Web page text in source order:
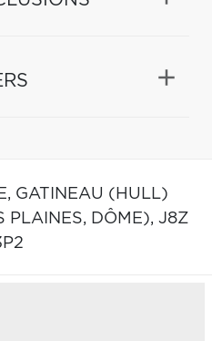
GATINEAU (HULL)
PLAINES, DÔME), J8Z